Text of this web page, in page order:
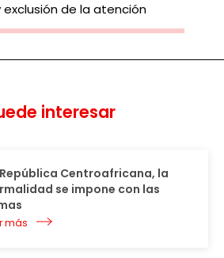
exclusión de la atención
interesar
República Centroafricana, la
se impone con las
más